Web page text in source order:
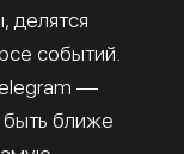
делятся
событий.
—
ближе